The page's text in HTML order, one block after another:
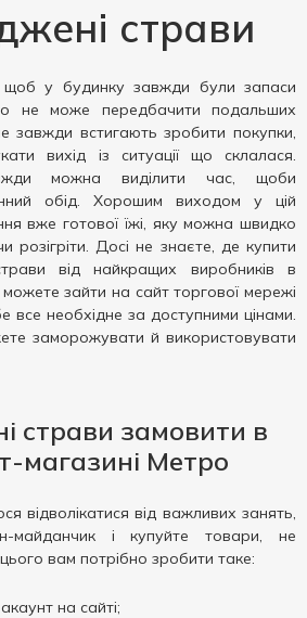
страви
у будинку завжди були запаси
не може передбачити подальших
завжди встигають зробити покупки,
вихід із ситуації що склалася.
можна виділити час, щоби
обід. Хорошим виходом у цій
вже готової їжі, яку можна швидко
розігріти. Досі не знаєте, де купити
від найкращих виробників в
можете зайти на сайт торгової мережі
все необхідне за доступними цінами.
заморожувати й використовувати
страви замовити в
магазині Метро
відволікатися від важливих занять,
майданчик і купуйте товари, не
вам потрібно зробити таке:
на сайті;